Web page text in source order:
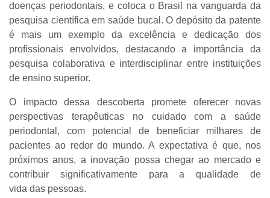
doenças periodontais, e coloca o Brasil na vanguarda da
pesquisa científica em saúde bucal. O depósito da patente
é mais um exemplo da excelência e dedicação dos
profissionais envolvidos, destacando a importância da
pesquisa colaborativa e interdisciplinar entre instituições
de ensino superior.
O impacto dessa descoberta promete oferecer novas
perspectivas terapêuticas no cuidado com a saúde
periodontal, com potencial de beneficiar milhares de
pacientes ao redor do mundo. A expectativa é que, nos
próximos anos, a inovação possa chegar ao mercado e
contribuir significativamente para a qualidade de
vida das pessoas.